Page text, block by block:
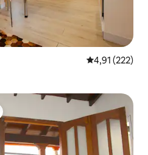
Évaluation
4,91 (222)